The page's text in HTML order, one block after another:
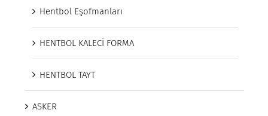
Hentbol Eşofmanları
HENTBOL KALECİ FORMA
HENTBOL TAYT
ASKER